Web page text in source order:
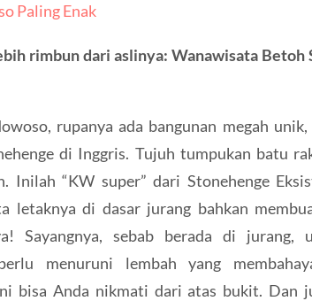
Paling Enak
rimbun dari aslinya: Wanawisata Betoh
rupanya ada bangunan megah unik,
di Inggris. Tujuh tumpukan batu
Inilah “KW super” dari Stonehenge
letaknya di dasar jurang bahkan
Sayangnya, sebab berada di jurang,
menuruni lembah yang
bisa Anda nikmati dari atas bukit. Dan